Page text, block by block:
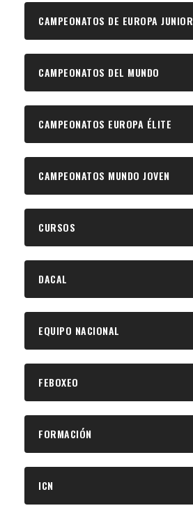
CAMPEONATOS DE EUROPA JUNIOR
CAMPEONATOS DEL MUNDO
CAMPEONATOS EUROPA ÉLITE
CAMPEONATOS MUNDO JOVEN
CURSOS
DACAL
EQUIPO NACIONAL
FEBOXEO
FORMACIÓN
ICN